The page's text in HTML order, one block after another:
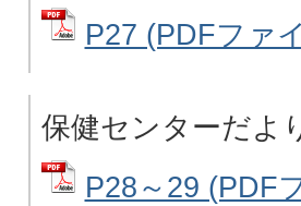
P27 (PDFファ
保健センターだよ
P28～29 (PDF